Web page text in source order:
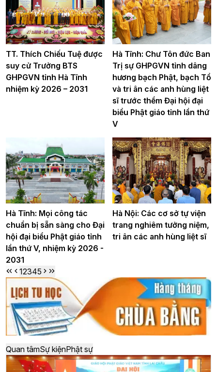
TT. Thích Chiếu Tuệ được
suy cử Trưởng BTS
GHPGVN tỉnh Hà Tĩnh
nhiệm kỳ 2026 – 2031
Hà Tĩnh: Chư Tôn đức Ban
Trị sự GHPGVN tỉnh dâng
hương bạch Phật, bạch Tổ
và tri ân các anh hùng liệt
sĩ trước thềm Đại hội đại
biểu Phật giáo tỉnh lần thứ
V
Hà Tĩnh: Mọi công tác
chuẩn bị sẵn sàng cho Đại
hội đại biểu Phật giáo tỉnh
lần thứ V, nhiệm kỳ 2026 -
2031
Hà Nội: Các cơ sở tự viện
trang nghiêm tưởng niệm,
tri ân các anh hùng liệt sĩ
12345
Quan tâmSự kiệnPhật sự